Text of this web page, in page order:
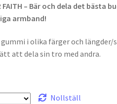
FAITH – Bär och dela det bästa
armband!
gummi i olika färger och längder/
att dela sin tro med andra.
Nollställ